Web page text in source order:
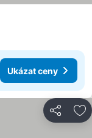
Ukázat ceny
Sdílet